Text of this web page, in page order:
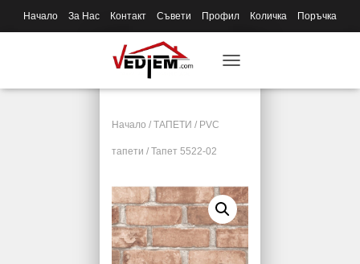
Начало За Нас Контакт Съвети Профил Количка Поръчка
O
V
G
A
T
Начало / ТАПЕТИ / PVC
тапети / Тапет 5522-02